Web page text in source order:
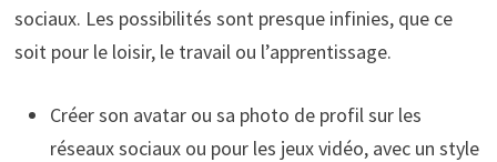
sociaux. Les possibilités sont presque infinies, que ce
soit pour le loisir, le travail ou l’apprentissage.
Créer son avatar ou sa photo de profil sur les
réseaux sociaux ou pour les jeux vidéo, avec un style